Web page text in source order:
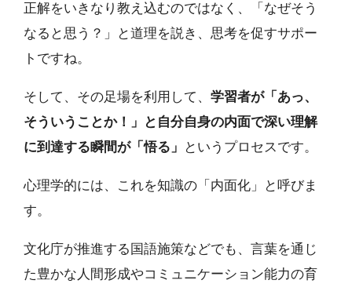
正解をいきなり教え込むのではなく、「なぜそう
なると思う？」と道理を説き、思考を促すサポー
トですね。
そして、その足場を利用して、 学習者が「あっ、
そういうことか！」と自分自身の内面で深い理解
に到達する瞬間が「悟る」
というプロセスです。
心理学的には、これを知識の「内面化」と呼びま
す。
文化庁が推進する国語施策などでも、言葉を通じ
た豊かな人間形成やコミュニケーション能力の育